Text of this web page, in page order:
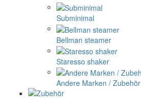
Subminimal
Bellman steamer
Staresso shaker
Andere Marken / Zubehör